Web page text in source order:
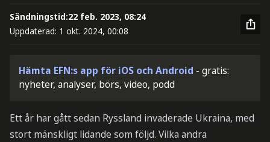
Sändningstid:22 feb. 2023, 08:24
Uppdaterad: 1 okt. 2024, 00:08
Hämta EFN:s app för iOS och Android - gratis:
nyheter, analyser, börs, video, podd
Ett år har gått sedan Ryssland invaderade Ukraina, med
stort mänskligt lidande som följd. Vilka andra